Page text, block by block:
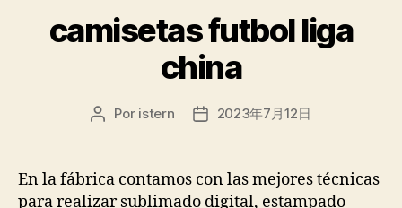
camisetas futbol liga
china
Autor
entrada
Por istern
Fecha
entrada
2023年7月12日
En la fábrica contamos con las mejores técnicas
para realizar sublimado digital, estampado